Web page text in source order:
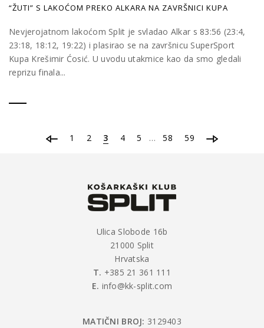
“ŽUTI” S LAKOĆOM PREKO ALKARA NA ZAVRŠNICI KUPA
Nevjerojatnom lakoćom Split je svladao Alkar s 83:56 (23:4,
23:18, 18:12, 19:22) i plasirao se na završnicu SuperSport
Kupa Krešimir Ćosić. U uvodu utakmice kao da smo gledali
reprizu finala...
1 2 3 4 5 … 58 59
Ulica Slobode 16b
21000 Split
Hrvatska
T. +385 21 361 111
E. info@kk-split.com
MATIČNI BROJ: 3129403